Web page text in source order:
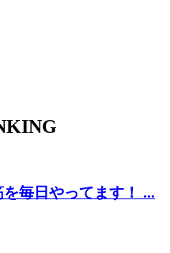
毎日やってます！ ...